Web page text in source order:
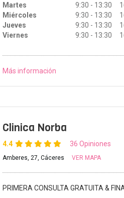
Martes
9:30 - 13:30
Miércoles
9:30 - 13:30
Jueves
9:30 - 13:30
Viernes
9:30 - 13:30
Más información
Clinica Norba
4.4 36 Opiniones
Amberes, 27, Cáceres VER MAPA
PRIMERA CONSULTA GRATUITA &